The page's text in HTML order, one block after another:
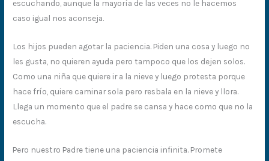
escuchando, aunque la mayoría de las veces no le hacemos
caso igual nos aconseja.
Los hijos pueden agotar la paciencia. Piden una cosa y luego no
les gusta, no quieren ayuda pero tampoco que los dejen solos.
Como una niña que quiere ir a la nieve y luego protesta porque
hace frío, quiere caminar sola pero resbala en la nieve y llora.
Llega un momento que el padre se cansa y hace como que no la
escucha.
Pero nuestro Padre tiene una paciencia infinita. Promete